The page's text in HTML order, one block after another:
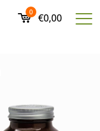
0 €0,00